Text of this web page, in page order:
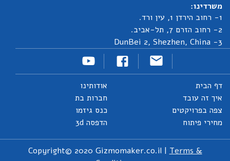
משרדינו:
1- רחוב הירדן 1, עין ורד.
2- רחוב הזרם 7, תל-אביב.
3- DunBei 2, Shezhen, China
דף הבית
איך זה עובד
צפה בפרויקטים
מחירי פיתוח
אודותינו
חברות בת
כנס גיזמו
הדפסה 3d
Copyright© 2020 Gizmomaker.co.il | Terms &